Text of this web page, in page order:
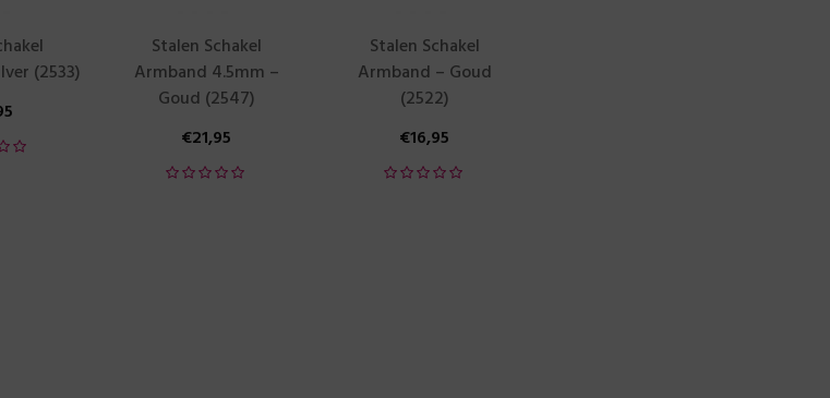
(2533)
Stalen Schakel
Armband 4.5mm –
Goud (2547)
€21,95
Stalen Schakel
Armband – Goud
(2522)
€16,95